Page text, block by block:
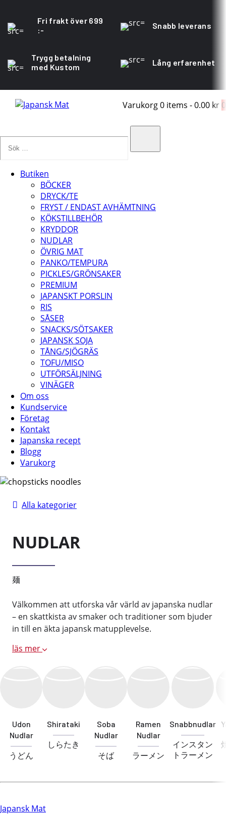
Fri frakt över 699
:-
Snabb leverans
Trygg betalning
med Kustom
Lång erfarenhet
Varukorg0 items -0.00 kr 0
Butiken
BÖCKER
DRYCK/TE
FRYST / ENDAST AVHÄMTNING
KÖKSTILLBEHÖR
KRYDDOR
NUDLAR
ÖVRIG MAT
PANKO/TEMPURA
PICKLES/GRÖNSAKER
PREMIUM
JAPANSKT PORSLIN
RIS
SÅSER
SNACKS/SÖTSAKER
JAPANSK SOJA
TÅNG/SJÖGRÄS
TOFU/MISO
UTFÖRSÄLJNING
VINÄGER
Om oss
Kundservice
Företag
Kontakt
Japanska recept
Blogg
Varukorg
Alla kategorier
NUDLAR
麺
Välkommen att utforska vår värld av japanska nudlar
– en skattkista av smaker och traditioner som bjuder
in till en äkta japansk matupplevelse.
läs mer
Udon
Nudlar
うどん
Shirataki
しらたき
Soba
Nudlar
そば
Ramen
Nudlar
ラーメン
Snabbnudlar
インスタン
トラーメン
Japansk Mat